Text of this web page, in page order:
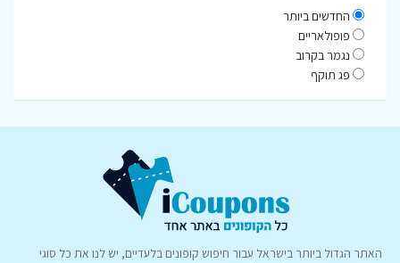
החדשים ביותר
פופולאריים
נגמר בקרוב
פג תוקף
האתר הגדול ביותר בישראל עבור חיפוש קופונים בלעדיים, יש לנו את כל סוגי